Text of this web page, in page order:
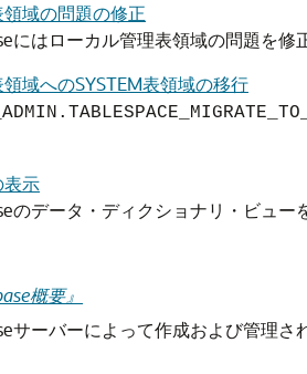
域の問題の修正
にはローカル管理表領域の問題を修
域へのSYSTEM表領域の移行
表示
のデータ・ディクショナリ・ビュー
概要』
サーバーによって作成および管理さ